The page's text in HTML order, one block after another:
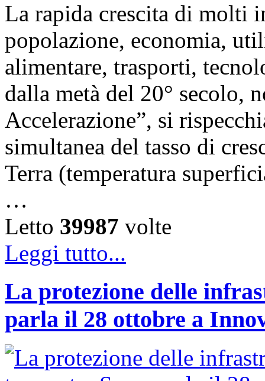
La rapida crescita di molti
popolazione, economia,
alimentare, trasporti,
dalla metà del 20° secolo,
Accelerazione”, si
simultanea del tasso di
Terra (temperatura
…
Letto 39987 volte
Leggi tutto...
La protezione delle
parla il 28 ottobre a